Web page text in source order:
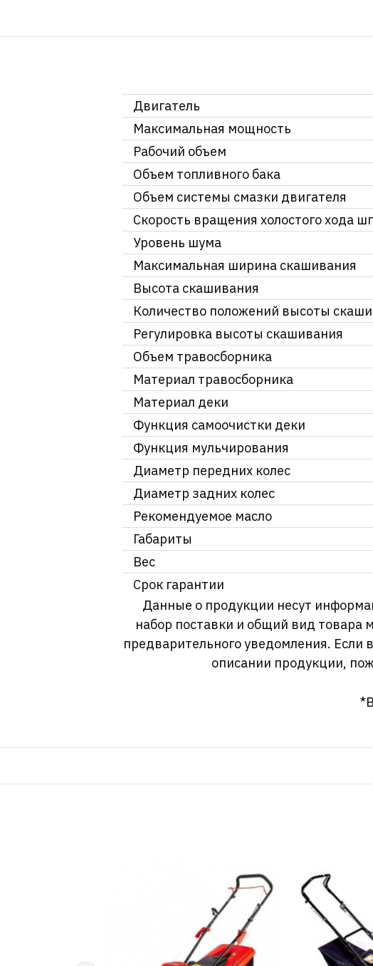
Двигатель
Максимальная мощность
Рабочий объем
Объем топливного бака
Объем системы смазки двигателя
Скорость вращения холостого хода
Уровень шума
Максимальная ширина скашивания
Высота скашивания
Количество положений высоты
Регулировка высоты скашивания
Объем травосборника
Материал травосборника
Материал деки
Функция самоочистки деки
Функция мульчирования
Диаметр передних колес
Диаметр задних колес
Рекомендуемое масло
Габариты
Вес
Срок гарантии
Данные о продукции несут
набор поставки и общий вид товара
предварительного уведомления.
описании продукции,